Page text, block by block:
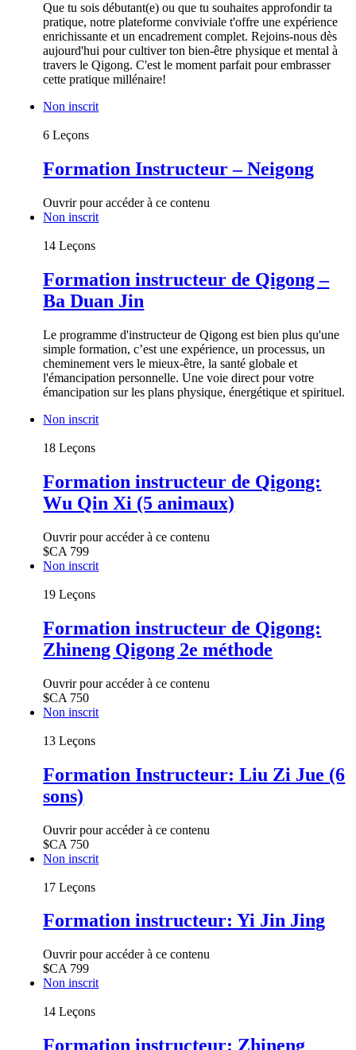
Que tu sois débutant(e) ou que tu souhaites approfondir ta
pratique, notre plateforme conviviale t'offre une expérience
enrichissante et un encadrement complet. Rejoins-nous dès
aujourd'hui pour cultiver ton bien-être physique et mental à
travers le Qigong. C'est le moment parfait pour embrasser
cette pratique millénaire!
Non inscrit
6 Leçons
Formation Instructeur – Neigong
Ouvrir pour accéder à ce contenu
Non inscrit
14 Leçons
Formation instructeur de Qigong –
Ba Duan Jin
Le programme d'instructeur de Qigong est bien plus qu'une
simple formation, c’est une expérience, un processus, un
cheminement vers le mieux-être, la santé globale et
l'émancipation personnelle. Une voie direct pour votre
émancipation sur les plans physique, énergétique et spirituel.
Non inscrit
18 Leçons
Formation instructeur de Qigong:
Wu Qin Xi (5 animaux)
Ouvrir pour accéder à ce contenu
$CA 799
Non inscrit
19 Leçons
Formation instructeur de Qigong:
Zhineng Qigong 2e méthode
Ouvrir pour accéder à ce contenu
$CA 750
Non inscrit
13 Leçons
Formation Instructeur: Liu Zi Jue (6
sons)
Ouvrir pour accéder à ce contenu
$CA 750
Non inscrit
17 Leçons
Formation instructeur: Yi Jin Jing
Ouvrir pour accéder à ce contenu
$CA 799
Non inscrit
14 Leçons
Formation instructeur: Zhineng